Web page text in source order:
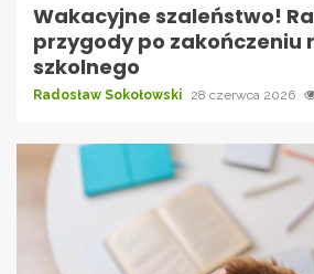
Wakacyjne szaleństwo!
przygody po zakończeniu
szkolnego
Radosław Sokołowski 28 czerwca 2026